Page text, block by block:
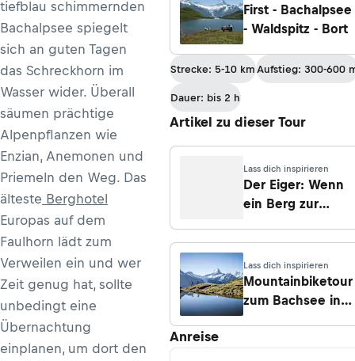
tiefblau schimmernden
Bachalpsee spiegelt
sich an guten Tagen
das Schreckhorn im
Wasser wider. Überall
säumen prächtige
Alpenpflanzen wie
Enzian, Anemonen und
Priemeln den Weg. Das
älteste Berghotel
Europas auf dem
Faulhorn lädt zum
Verweilen ein und wer
Zeit genug hat, sollte
unbedingt eine
Übernachtung
einplanen, um dort den
First - Bachalpsee
- Waldspitz - Bort
Strecke: 5-10 km Aufstieg: 300-600
Dauer: bis 2 h
Artikel zu dieser Tour
Lass dich inspirieren
Der Eiger: Wenn
ein Berg zur
Lass dich inspirieren
Mountainbiketour
zum Bachsee in
Anreise